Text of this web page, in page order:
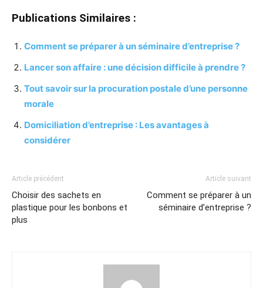
Publications Similaires :
Comment se préparer à un séminaire d’entreprise ?
Lancer son affaire : une décision difficile à prendre ?
Tout savoir sur la procuration postale d’une personne
morale
Domiciliation d’entreprise : Les avantages à
considérer
Article précédent
Choisir des sachets en
plastique pour les bonbons et
plus
Article suivant
Comment se préparer à un
séminaire d’entreprise ?